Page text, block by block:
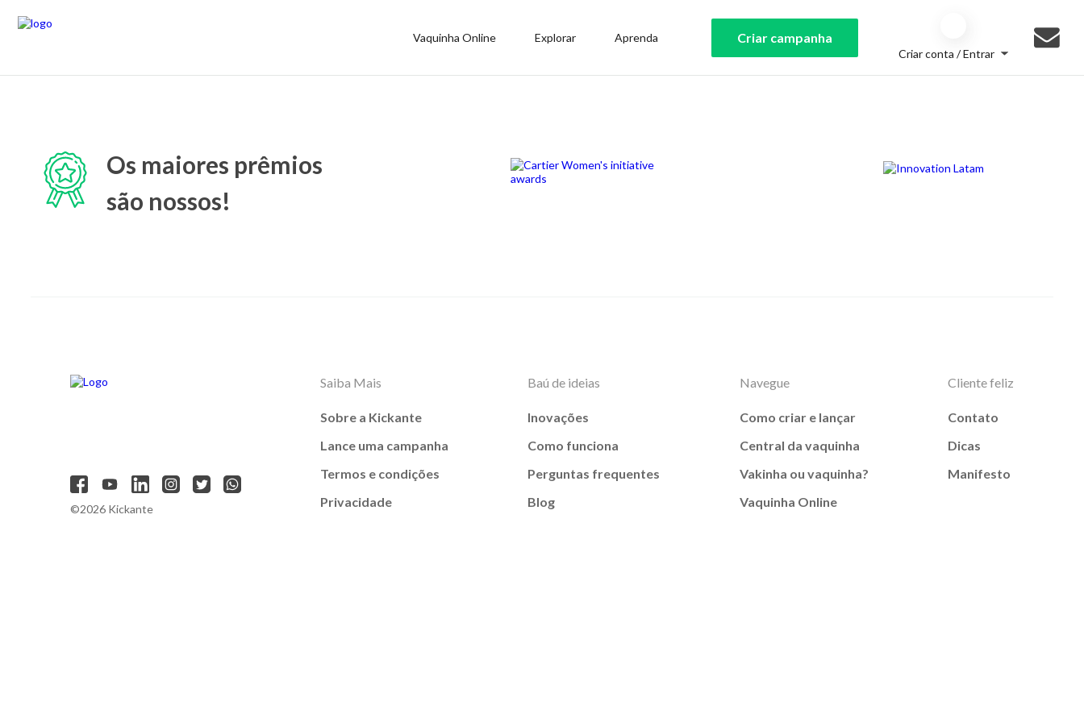
Vaquinha Online Explorar Aprenda Criar campanha
Criar conta / Entrar
Os maiores prêmios
são nossos!
©2026 Kickante
Saiba Mais
Sobre a Kickante
Lance uma campanha
Termos e condições
Privacidade
Baú de ideias
Inovações
Como funciona
Perguntas frequentes
Blog
Navegue
Como criar e lançar
Central da vaquinha
Vakinha ou vaquinha?
Vaquinha Online
Cliente feliz
Contato
Dicas
Manifesto